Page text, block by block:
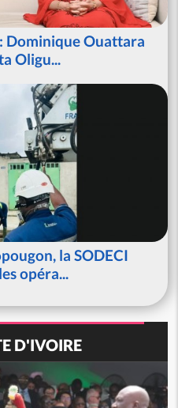
Dominique Ouattara
Oligu...
la SODECI
opéra...
D'IVOIRE